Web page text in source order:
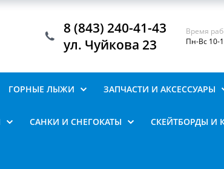
8 (843) 240-41-43
ул. Чуйкова 23
Время
Пн-Вс 10-
ГОРНЫЕ ЛЫЖИ ЗАПЧАСТИ И АКСЕССУАРЫ
САНКИ И СНЕГОКАТЫ СКЕЙТБОРДЫ И